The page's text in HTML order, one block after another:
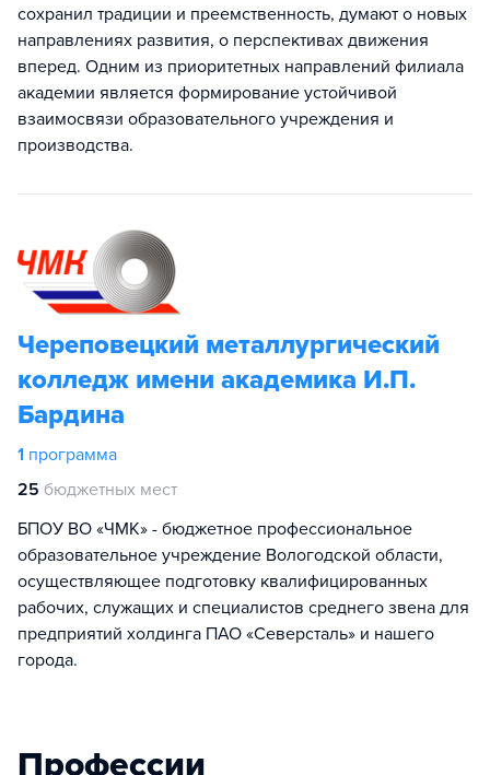
сохранил традиции и преемственность, думают о новых
направлениях развития, о перспективах движения
вперед. Одним из приоритетных направлений филиала
академии является формирование устойчивой
взаимосвязи образовательного учреждения и
производства.
Череповецкий металлургический
колледж имени академика И.П.
Бардина
1 программа
25 бюджетных мест
БПОУ ВО «ЧМК» - бюджетное профессиональное
образовательное учреждение Вологодской области,
осуществляющее подготовку квалифицированных
рабочих, служащих и специалистов среднего звена для
предприятий холдинга ПАО «Северсталь» и нашего
города.
Профессии